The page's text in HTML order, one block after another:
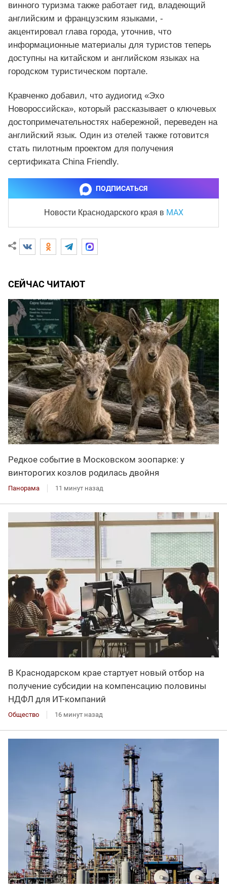
винного туризма также работает гид, владеющий
английским и французским языками, -
акцентировал глава города, уточнив, что
информационные материалы для туристов теперь
доступны на китайском и английском языках на
городском туристическом портале.
Кравченко добавил, что аудиогид «Эхо
Новороссийска», который рассказывает о ключевых
достопримечательностях набережной, переведен на
английский язык. Один из отелей также готовится
стать пилотным проектом для получения
сертификата China Friendly.
ПОДПИСАТЬСЯ
Новости Краснодарского края в MAX
СЕЙЧАС ЧИТАЮТ
Редкое событие в Московском зоопарке: у
винторогих козлов родилась двойня
Панорама 11 минут назад
В Краснодарском крае стартует новый отбор на
получение субсидии на компенсацию половины
НДФЛ для ИT-компаний
Общество 16 минут назад